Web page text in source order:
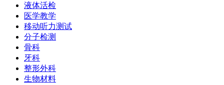
液体活检
医学教学
移动听力测试
分子检测
骨科
牙科
整形外科
生物材料